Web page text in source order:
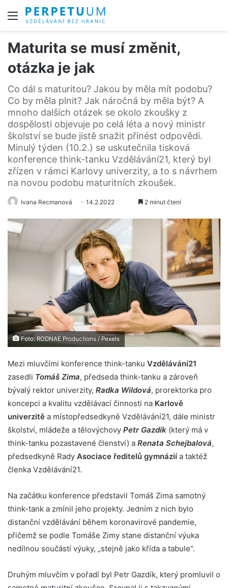
Menu
Maturita se musí změnit,
otázka je jak
Co dál s maturitou? Jakou by měla mít podobu?
Co by měla plnit? Jak náročná by měla být? A
mnoho dalších otázek se okolo zkoušky z
dospělosti objevuje po celá léta a nový ministr
školství se bude jistě snažit přinést odpovědi.
Minulý týden (10.2.) se uskutečnila tisková
konference think-tanku Vzdělávání21, který byl
zřízen v rámci Karlovy univerzity, a to s návrhem
na novou podobu maturitních zkoušek.
Ivana Recmanová 14.2.2022 2 minut čtení
Foto: RODNAE Productions / Pexels
Mezi mluvčími konference think-tanku Vzdělávání21
zasedli Tomáš Zima, předseda think-tanku a zároveň
bývalý rektor univerzity, Radka Wildová, prorektorka pro
koncepci a kvalitu vzdělávací činnosti na Karlově
univerzitě a místopředsedkyně Vzdělávání21, dále ministr
školství, mládeže a tělovýchovy Petr Gazdík (který má v
think-tanku pozastavené členství) a Renata Schejbalová,
předsedkyně Rady Asociace ředitelů gymnázií a taktéž
členka Vzdělávání21.
Na začátku konference představil Tomáš Zima samotný
think-tank a zmínil jeho projekty. Jedním z nich bylo
distanční vzdělávání během koronavirové pandemie,
přičemž se podle Tomáše Zimy stane distanční výuka
nedílnou součástí výuky, „stejně jako křída a tabule“.
Druhým mluvčím v pořadí byl Petr Gazdík, který promluvil o